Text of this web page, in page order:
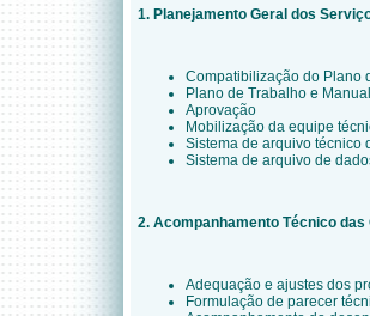
1. Planejamento Geral dos
Compatibilização do Plano
Plano de Trabalho e
Aprovação
Mobilização da equipe
Sistema de arquivo técnico
Sistema de arquivo de
2. Acompanhamento Técnico das
Adequação e ajustes dos
Formulação de parecer